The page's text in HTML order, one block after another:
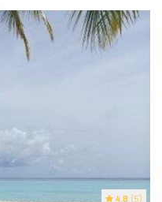
4.8 (5)